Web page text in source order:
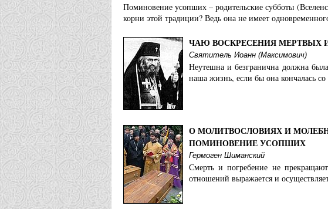
Поминовение усопших – родительские субботы
корни этой традиции? Ведь она не имеет
ЧАЮ ВОСКРЕСЕНИЯ МЕРТВЫХ
Святитель Иоанн (Максимович)
Неутешна и безгранична должна
наша жизнь, если бы она кончалась со
О МОЛИТВОСЛОВИЯХ И
ПОМИНОВЕНИЕ УСОПШИХ
Гермоген Шиманский
Смерть и погребение не
отношений выражается и